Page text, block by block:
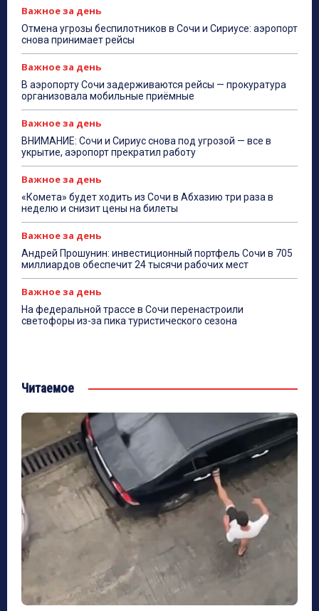
Важное за день
Отмена угрозы беспилотников в Сочи и Сириусе: аэропорт
снова принимает рейсы
Важное за день
В аэропорту Сочи задерживаются рейсы — прокуратура
организовала мобильные приёмные
Важное за день
ВНИМАНИЕ: Сочи и Сириус снова под угрозой — все в
укрытие, аэропорт прекратил работу
Важное за день
«Комета» будет ходить из Сочи в Абхазию три раза в
неделю и снизит цены на билеты
Важное за день
Андрей Прошунин: инвестиционный портфель Сочи в 705
миллиардов обеспечит 24 тысячи рабочих мест
Важное за день
На федеральной трассе в Сочи перенастроили
светофоры из-за пика туристического сезона
Читаемое